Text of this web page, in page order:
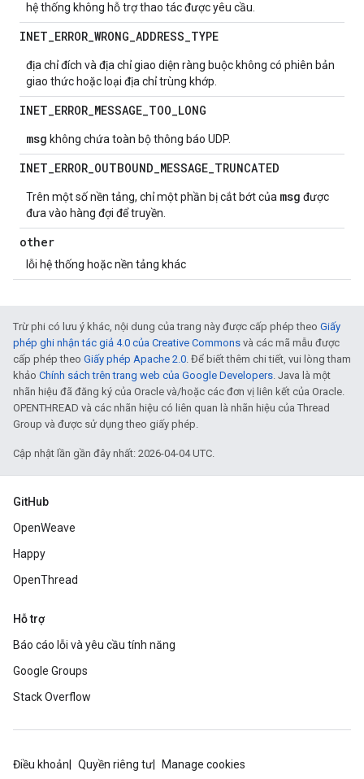
hệ thống không hỗ trợ thao tác được yêu cầu.
INET_ERROR_WRONG_ADDRESS_TYPE
địa chỉ đích và địa chỉ giao diện ràng buộc không có phiên bản
giao thức hoặc loại địa chỉ trùng khớp.
INET_ERROR_MESSAGE_TOO_LONG
msg không chứa toàn bộ thông báo UDP.
INET_ERROR_OUTBOUND_MESSAGE_TRUNCATED
Trên một số nền tảng, chỉ một phần bị cắt bớt của msg được
đưa vào hàng đợi để truyền.
other
lỗi hệ thống hoặc nền tảng khác
Trừ phi có lưu ý khác, nội dung của trang này được cấp phép theo Giấy
phép ghi nhận tác giả 4.0 của Creative Commons và các mã mẫu được
cấp phép theo Giấy phép Apache 2.0. Để biết thêm chi tiết, vui lòng tham
khảo Chính sách trên trang web của Google Developers. Java là một
nhãn hiệu đã đăng ký của Oracle và/hoặc các đơn vị liên kết của Oracle.
OPENTHREAD và các nhãn hiệu có liên quan là nhãn hiệu của Thread
Group và được sử dụng theo giấy phép.
Cập nhật lần gần đây nhất: 2026-04-04 UTC.
GitHub
OpenWeave
Happy
OpenThread
Hỗ trợ
Báo cáo lỗi và yêu cầu tính năng
Google Groups
Stack Overflow
Điều khoản Quyền riêng tư Manage cookies